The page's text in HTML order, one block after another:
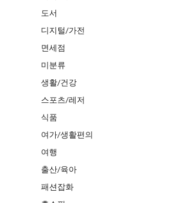
도서
디지털/가전
면세점
미분류
생활/건강
스포츠/레저
식품
여가/생활편의
여행
출산/육아
패션잡화